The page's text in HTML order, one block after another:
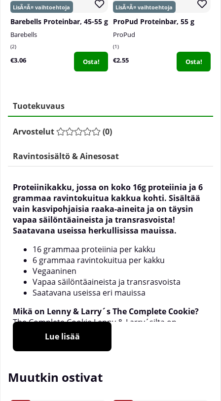
Barebells Proteinbar, 45-55 g
Barebells
2
€3.06 Osta!
ProPud Proteinbar, 55 g
ProPud
1
€2.55 Osta!
Tuotekuvaus
Arvostelut (0)
Ravintosisältö & Ainesosat
Proteiinikakku, jossa on koko 16g proteiinia ja 6
grammaa ravintokuitua kakkua kohti. Sisältää
vain kasvipohjaisia raaka-aineita ja on täysin
vapaa säilöntäaineista ja transrasvoista!
Saatavana useissa herkullisissa mauissa.
16 grammaa proteiinia per kakku
6 grammaa ravintokuitua per kakku
Vegaaninen
Vapaa säilöntäaineista ja transrasvoista
Saatavana useissa eri mauissa
Mikä on Lenny & Larry´s The Complete Cookie?
The Complete Cookie Lenny & Larry´silta on
proteiinipitoinen kakku, jossa on kokonaiset 16g
munasta, ja se on valmistettu vain kasvipohjaisista
vegaaneille ja kasvissyöjille. Lenny & Larry´s The
vaihtoehto tavanomaisille kekseille ja leivonnaisille.
Lue lisää
Muutkin ostivat